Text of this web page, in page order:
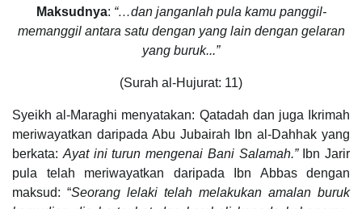
Maksudnya: “…dan janganlah pula kamu panggil-
memanggil antara satu dengan yang lain dengan gelaran
yang buruk...”
(Surah al-Hujurat: 11)
Syeikh al-Maraghi menyatakan: Qatadah dan juga Ikrimah
meriwayatkan daripada Abu Jubairah Ibn al-Dahhak yang
berkata:Ayat ini turun mengenai Bani Salamah.” Ibn Jarir
pula telah meriwayatkan daripada Ibn Abbas dengan
maksud: “Seorang lelaki telah melakukan amalan buruk